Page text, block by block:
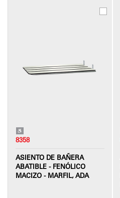
8358
ASIENTO DE BAÑERA
ABATIBLE - FENÓLICO
MACIZO - MARFIL, ADA